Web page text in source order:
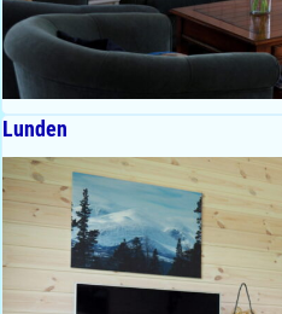
Lunden